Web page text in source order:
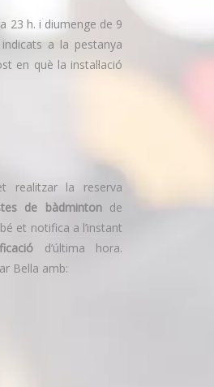
23 h. i diumenge de 9
a la pestanya
en què la instal·lació
realitzar la reserva
de bàdmintonde
et notifica a l’instant
d’última hora.
Bella amb: